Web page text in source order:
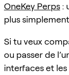
OneKey Perps :
plus simplement
Si tu veux
ou passer de
interfaces et